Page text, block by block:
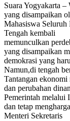
Suara Yogyakarta
yang disampaikan
Mahasiswa
Tengah kembali
memunculkan
yang disampaikan
demokrasi yang
Namun,di tengah
Tantangan
dan perubahan
Pemerintah melalui
dan tetap
Menteri Sekretaris